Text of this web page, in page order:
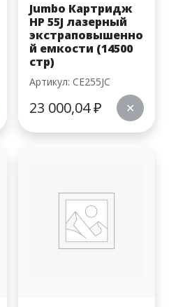
Jumbo Картридж
HP 55J лазерный
экстраповышенно
й емкости (14500
стр)
Артикул: CE255JC
23 000,04₽ ✕